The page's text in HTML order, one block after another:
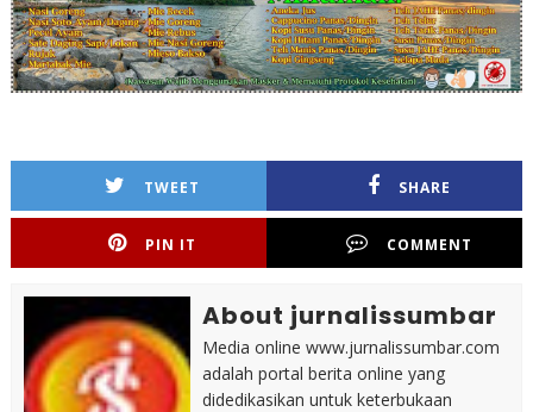
TWEET SHARE
PIN IT COMMENT
About jurnalissumbar
Media online www.jurnalissumbar.com
adalah portal berita online yang
didedikasikan untuk keterbukaan